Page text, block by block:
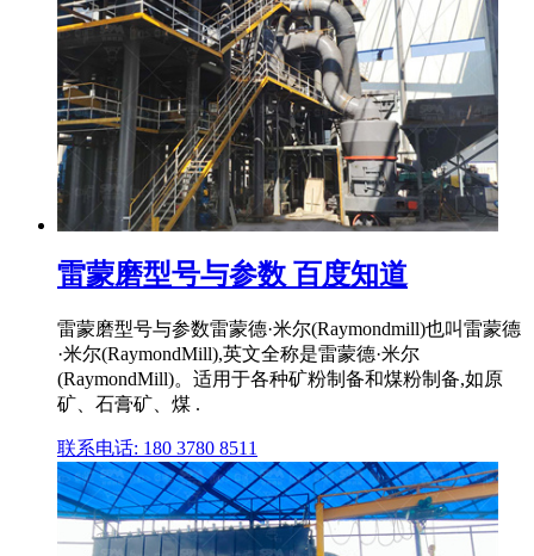
雷蒙磨型号与参数 百度知道
雷蒙磨型号与参数雷蒙德·米尔(Raymondmill)也叫雷蒙德
·米尔(RaymondMill),英文全称是雷蒙德·米尔
(RaymondMill)。适用于各种矿粉制备和煤粉制备,如原
矿、石膏矿、煤 .
联系电话: 180 3780 8511